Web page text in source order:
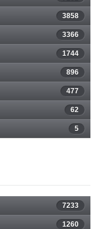
3858
3366
1744
896
477
62
5
7233
1260